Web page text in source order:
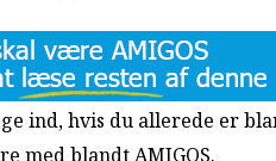
ind, hvis du allerede er
med blandt AMIGOS.